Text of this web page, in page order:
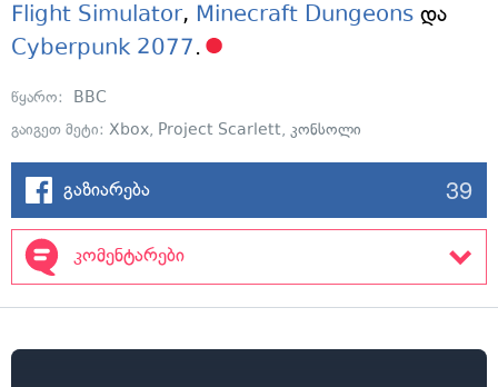
Flight Simulator, Minecraft Dungeons და
Cyberpunk 2077.
წყარო:
BBC
გაიგეთ მეტი: Xbox, Project Scarlett, კონსოლი
გაზიარება 39
კომენტარები